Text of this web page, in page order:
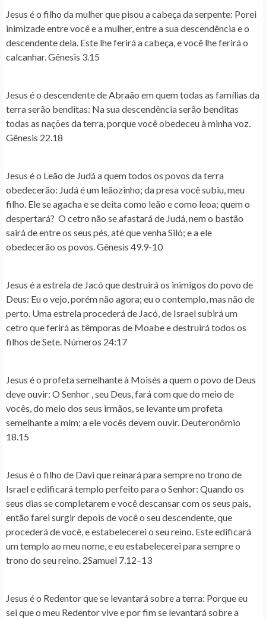
Jesus é o filho da mulher que pisou a cabeça da serpente: Porei
inimizade entre você e a mulher, entre a sua descendência e o
descendente dela. Este lhe ferirá a cabeça, e você lhe ferirá o
calcanhar. Gênesis 3.15
Jesus é o descendente de Abraão em quem todas as famílias da
terra serão benditas: Na sua descendência serão benditas
todas as nações da terra, porque você obedeceu à minha voz.
Gênesis 22.18
Jesus é o Leão de Judá a quem todos os povos da terra
obedecerão: Judá é um leãozinho; da presa você subiu, meu
filho. Ele se agacha e se deita como leão e como leoa; quem o
despertará? O cetro não se afastará de Judá, nem o bastão
sairá de entre os seus pés, até que venha Siló; e a ele
obedecerão os povos. Gênesis 49.9-10
Jesus é a estrela de Jacó que destruirá os inimigos do povo de
Deus: Eu o vejo, porém não agora; eu o contemplo, mas não de
perto. Uma estrela procederá de Jacó, de Israel subirá um
cetro que ferirá as têmporas de Moabe e destruirá todos os
filhos de Sete. Números 24:17
Jesus é o profeta semelhante à Moisés a quem o povo de Deus
deve ouvir: O Senhor , seu Deus, fará com que do meio de
vocês, do meio dos seus irmãos, se levante um profeta
semelhante a mim; a ele vocês devem ouvir. Deuteronômio
18.15
Jesus é o filho de Davi que reinará para sempre no trono de
Israel e edificará templo perfeito para o Senhor: Quando os
seus dias se completarem e você descansar com os seus pais,
então farei surgir depois de você o seu descendente, que
procederá de você, e estabelecerei o seu reino. Este edificará
um templo ao meu nome, e eu estabelecerei para sempre o
trono do seu reino. 2Samuel 7.12–13
Jesus é o Redentor que se levantará sobre a terra: Porque eu
sei que o meu Redentor vive e por fim se levantará sobre a